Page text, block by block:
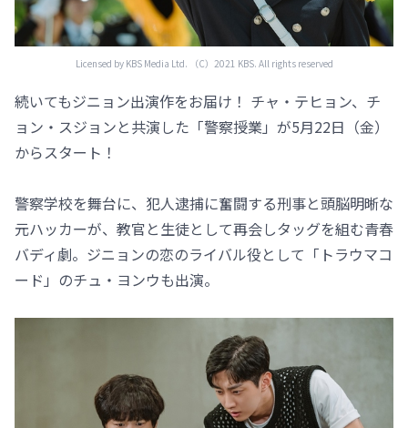
Licensed by KBS Media Ltd. （C）2021 KBS. All rights reserved
続いてもジニョン出演作をお届け！ チャ・テヒョン、チ
ョン・スジョンと共演した「警察授業」が5月22日（金）
からスタート！
警察学校を舞台に、犯人逮捕に奮闘する刑事と頭脳明晰な
元ハッカーが、教官と生徒として再会しタッグを組む青春
バディ劇。ジニョンの恋のライバル役として「トラウマコ
ード」のチュ・ヨンウも出演。